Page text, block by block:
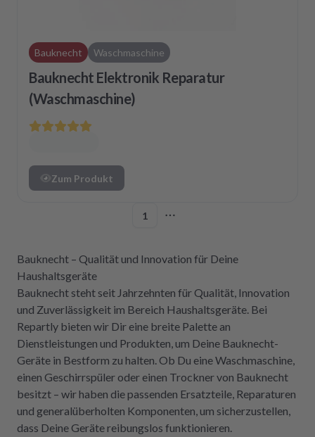
Bauknecht Waschmaschine
Bauknecht Elektronik Reparatur
(Waschmaschine)
Zum Produkt
1
Bauknecht – Qualität und Innovation für Deine
Haushaltsgeräte
Bauknecht steht seit Jahrzehnten für Qualität, Innovation
und Zuverlässigkeit im Bereich Haushaltsgeräte. Bei
Repartly bieten wir Dir eine breite Palette an
Dienstleistungen und Produkten, um Deine Bauknecht-
Geräte in Bestform zu halten. Ob Du eine Waschmaschine,
einen Geschirrspüler oder einen Trockner von Bauknecht
besitzt – wir haben die passenden Ersatzteile, Reparaturen
und generalüberholten Komponenten, um sicherzustellen,
dass Deine Geräte reibungslos funktionieren.